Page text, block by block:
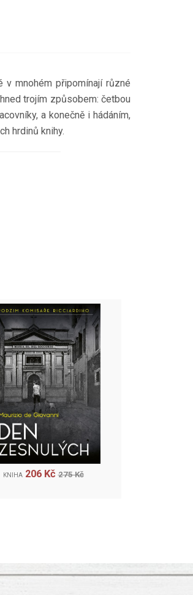
mnohém připomínají různé
trojím způsobem: četbou
a konečně i hádáním,
hrdinů knihy.
KNIHA 206 Kč 275 Kč